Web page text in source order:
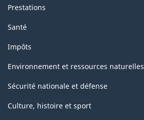
Prestations
Santé
Impôts
Environnement et ressources naturelles
Sécurité nationale et défense
Culture, histoire et sport